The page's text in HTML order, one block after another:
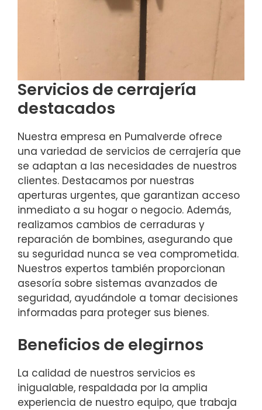
Servicios de cerrajería
destacados
Nuestra empresa en Pumalverde ofrece
una variedad de servicios de cerrajería que
se adaptan a las necesidades de nuestros
clientes. Destacamos por nuestras
aperturas urgentes, que garantizan acceso
inmediato a su hogar o negocio. Además,
realizamos cambios de cerraduras y
reparación de bombines, asegurando que
su seguridad nunca se vea comprometida.
Nuestros expertos también proporcionan
asesoría sobre sistemas avanzados de
seguridad, ayudándole a tomar decisiones
informadas para proteger sus bienes.
Beneficios de elegirnos
La calidad de nuestros servicios es
inigualable, respaldada por la amplia
experiencia de nuestro equipo, que trabaja